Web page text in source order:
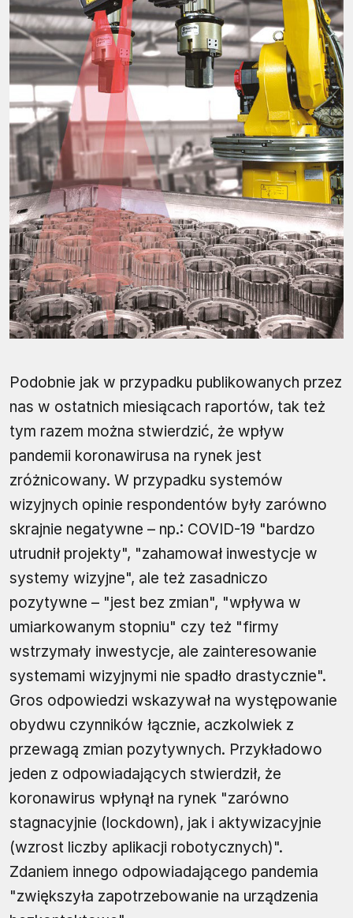
Podobnie jak w przypadku publikowanych przez
nas w ostatnich miesiącach raportów, tak też
tym razem można stwierdzić, że wpływ
pandemii koronawirusa na rynek jest
zróżnicowany. W przypadku systemów
wizyjnych opinie respondentów były zarówno
skrajnie negatywne – np.: COVID-19 "bardzo
utrudnił projekty", "zahamował inwestycje w
systemy wizyjne", ale też zasadniczo
pozytywne – "jest bez zmian", "wpływa w
umiarkowanym stopniu" czy też "firmy
wstrzymały inwestycje, ale zainteresowanie
systemami wizyjnymi nie spadło drastycznie".
Gros odpowiedzi wskazywał na występowanie
obydwu czynników łącznie, aczkolwiek z
przewagą zmian pozytywnych. Przykładowo
jeden z odpowiadających stwierdził, że
koronawirus wpłynął na rynek "zarówno
stagnacyjnie (lockdown), jak i aktywizacyjnie
(wzrost liczby aplikacji robotycznych)".
Zdaniem innego odpowiadającego pandemia
"zwiększyła zapotrzebowanie na urządzenia